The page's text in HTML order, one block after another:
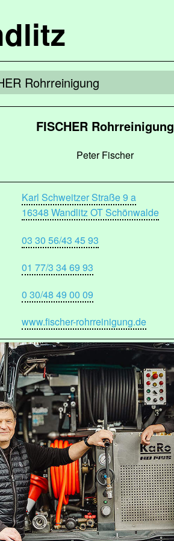
Rohrreinigung
FISCHER Rohrreinigung
Peter Fischer
Karl Schweitzer Straße 9 a
16348 Wandlitz OT Schönwalde
03 30 56/43 45 93
01 77/3 34 69 93
0 30/48 49 00 09
www.fischer-rohrreinigung.de